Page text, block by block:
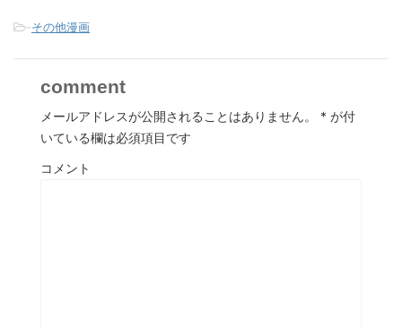
-その他漫画
comment
メールアドレスが公開されることはありません。 * が付
いている欄は必須項目です
コメント